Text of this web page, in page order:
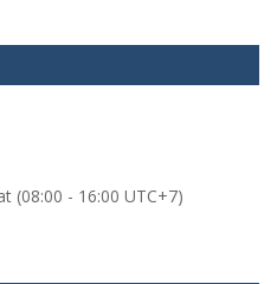
(08:00 - 16:00 UTC+7)